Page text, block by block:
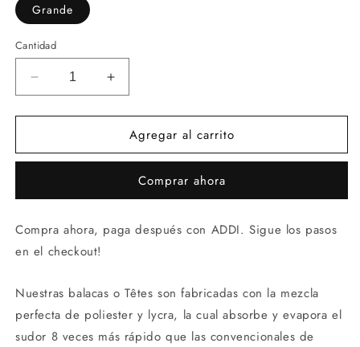
Grande
Cantidad
Reducir
cantidad
para
Neón
Aumentar
cantidad
para
Balaca
Neón
Agregar al carrito
Comprar ahora
Compra ahora, paga después con ADDI. Sigue los pasos
en el checkout!
Nuestras balacas o Têtes son fabricadas con la mezcla
perfecta de poliester y lycra, la cual absorbe y evapora el
sudor 8 veces más rápido que las convencionales de